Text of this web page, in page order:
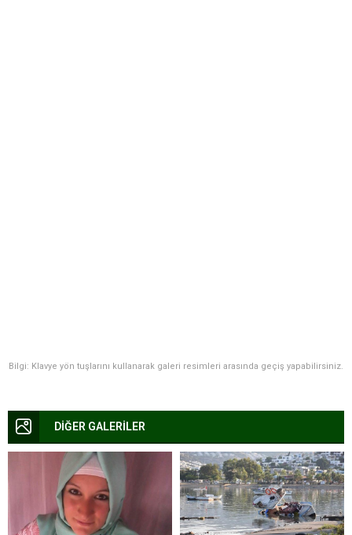
Bilgi: Klavye yön tuşlarını kullanarak galeri resimleri arasında geçiş yapabilirsiniz.
DİĞER GALERİLER